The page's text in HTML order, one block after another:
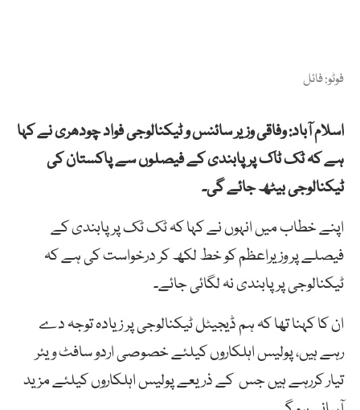
فوٹو: فائل
اسلام آباد: وفاقی وزیر سائنس و ٹیکنالوجی فواد چودھری نے کہا
ہے کہ ٹک ٹاک پر پابندی کے فیصلوں سے پاکستان کی
ٹیکنالوجی بیٹھ جائے گی۔
اپنے خطاب میں انہوں نے کہا کہ ٹک ٹک پر پابندی کے
فیصلے پر وزیراعظم کو خط لکھ کر درخواست کی ہے کہ
ٹیکنالوجی پر پابندی نہ لگائی جائے۔
ان کا کہنا تھا کہ ہم ڈیجیٹل ٹیکنالوجی پر زیادہ توجہ دے
رہے ہیں، پولیس اہلکاروں کیلئے خصوصی اردو سافٹ ویئر
تیار کررہے ہیں جس کے ذریعے پولیس اہلکاروں کیلئے مزید